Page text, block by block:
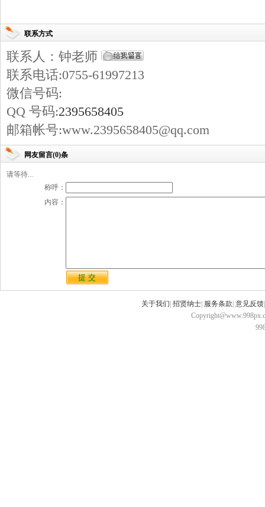
联系方式
联系人：钟老师
联系电话:0755-61997213
微信号码:
QQ 号码:2395658405
邮箱帐号:www.2395658405@qq.com
网友留言(0)条
请等待...
称呼：
内容：
关于我们 招贤纳士 服务条款 意见反馈